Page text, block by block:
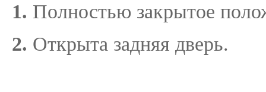
1. Полностью закрытое
2. Открыта задняя дверь.